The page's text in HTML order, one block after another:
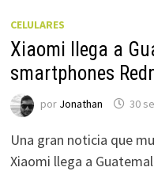
CELULARES
Xiaomi llega a
smartphones
por Jonathan 30
Una gran noticia que
Xiaomi llega a